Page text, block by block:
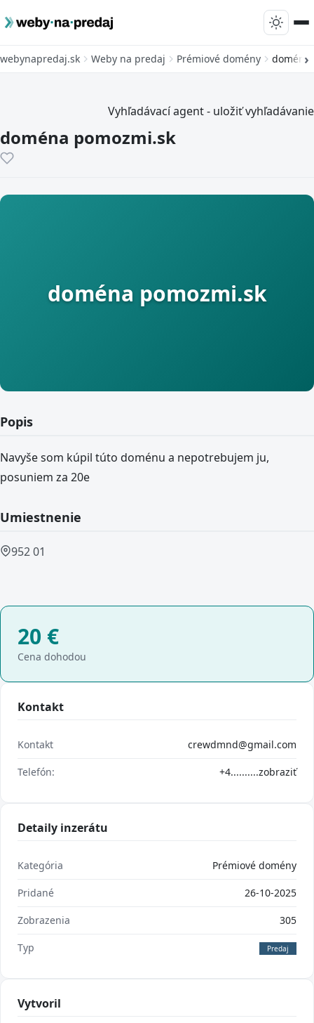
webynapredaj.sk Weby na predaj Prémiové domény doména
Vyhľadávací agent - uložiť vyhľadávanie
doména pomozmi.sk
doména pomozmi.sk
Popis
Navyše som kúpil túto doménu a nepotrebujem ju,
posuniem za 20e
Umiestnenie
952 01
20 €
Cena dohodou
Kontakt
Kontakt crewdmnd@gmail.com
Telefón: +4..........zobraziť
Detaily inzerátu
Kategória Prémiové domény
Pridané 26-10-2025
Zobrazenia 305
Typ Predaj
Vytvoril